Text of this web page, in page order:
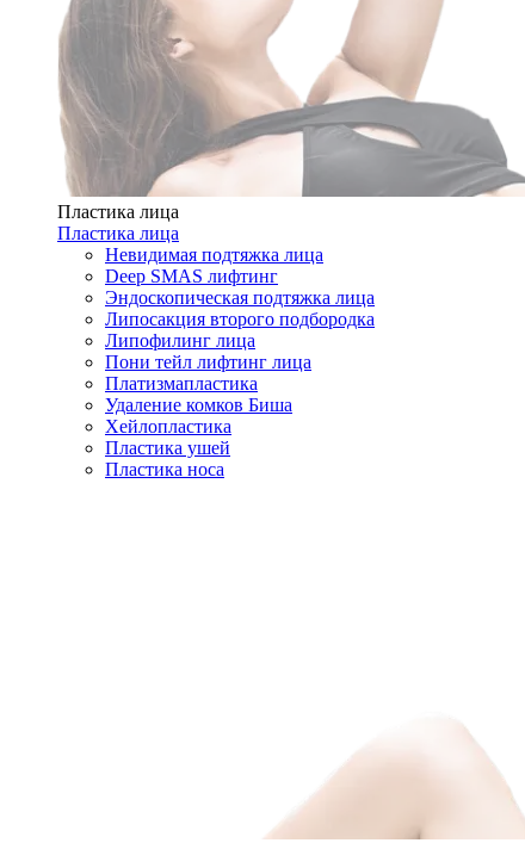
Пластика лица
Пластика лица
Невидимая подтяжка лица
Deep SMAS лифтинг
Эндоскопическая подтяжка лица
Липосакция второго подбородка
Липофилинг лица
Пони тейл лифтинг лица
Платизмапластика
Удаление комков Биша
Хейлопластика
Пластика ушей
Пластика носа